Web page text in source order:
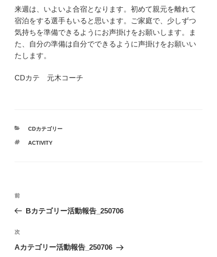
来週は、いよいよ合宿となります。初めて親元を離れて
宿泊をする選手もいると思います。ご家庭で、少しずつ
気持ちを準備できるようにお声掛けをお願いします。ま
た、自分の準備は自分でできるように声掛けをお願いい
たします。
CDカテ 元木コーチ
カ
ゴ
CDカテゴリー
タ
ACTIVITY
投
ビ
ゲ
前
の
稿
前
Bカテゴリー活動報告_250706
次
の
次
Aカテゴリー活動報告_250706